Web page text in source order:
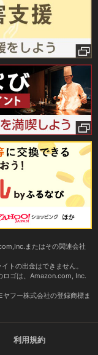
またはその関連会社
トの出金はできません。
ゴは、Amazon.com, Inc.
フー株式会社の登録商標ま
利用規約